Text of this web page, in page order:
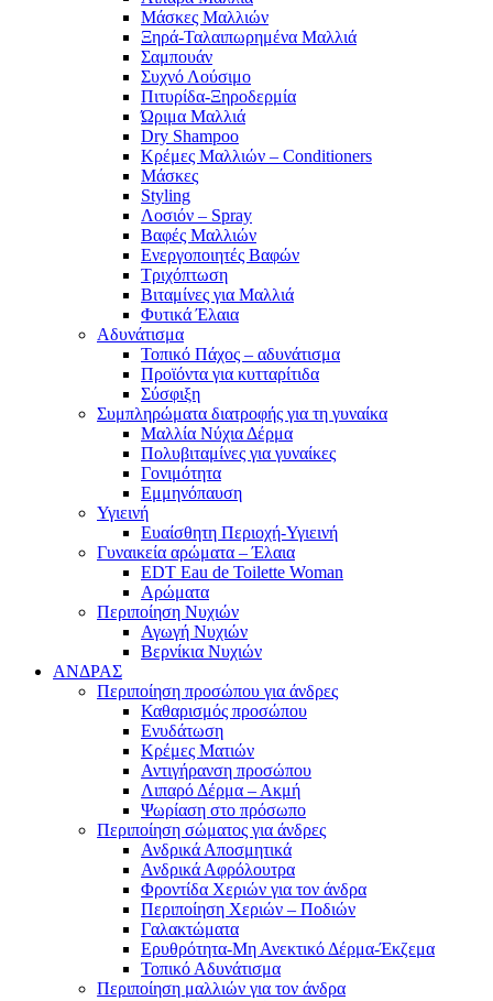
Μάσκες Μαλλιών
Ξηρά-Ταλαιπωρημένα Μαλλιά
Σαμπουάν
Συχνό Λούσιμο
Πιτυρίδα-Ξηροδερμία
Ώριμα Μαλλιά
Dry Shampoo
Κρέμες Μαλλιών – Conditioners
Μάσκες
Styling
Λοσιόν – Spray
Βαφές Μαλλιών
Ενεργοποιητές Βαφών
Τριχόπτωση
Βιταμίνες για Μαλλιά
Φυτικά Έλαια
Αδυνάτισμα
Τοπικό Πάχος – αδυνάτισμα
Προϊόντα για κυτταρίτιδα
Σύσφιξη
Συμπληρώματα διατροφής για τη γυναίκα
Μαλλία Νύχια Δέρμα
Πολυβιταμίνες για γυναίκες
Γονιμότητα
Εμμηνόπαυση
Υγιεινή
Ευαίσθητη Περιοχή-Υγιεινή
Γυναικεία αρώματα – Έλαια
EDT Eau de Toilette Woman
Αρώματα
Περιποίηση Νυχιών
Αγωγή Νυχιών
Βερνίκια Νυχιών
ΑΝΔΡΑΣ
Περιποίηση προσώπου για άνδρες
Καθαρισμός προσώπου
Ενυδάτωση
Κρέμες Ματιών
Αντιγήρανση προσώπου
Λιπαρό Δέρμα – Ακμή
Ψωρίαση στο πρόσωπο
Περιποίηση σώματος για άνδρες
Ανδρικά Αποσμητικά
Ανδρικά Αφρόλουτρα
Φροντίδα Χεριών για τον άνδρα
Περιποίηση Χεριών – Ποδιών
Γαλακτώματα
Ερυθρότητα-Μη Ανεκτικό Δέρμα-Έκζεμα
Τοπικό Αδυνάτισμα
Περιποίηση μαλλιών για τον άνδρα